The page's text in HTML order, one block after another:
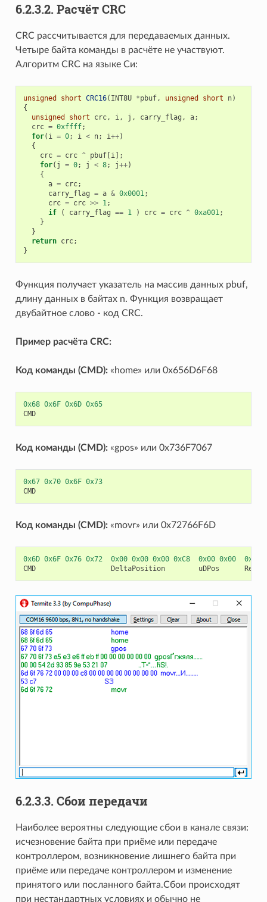
6.2.3.2. Расчёт CRC
CRC рассчитывается для передаваемых данных.
Четыре байта команды в расчёте не участвуют.
Алгоритм CRC на языке Си:
unsigned short CRC16( INT8U *pbuf, unsigned short n)
{
unsigned
short crc, i , j , carry_flag , a;
crc = 0xffff;
for( i = 0; i < n; i++)
{
crc = crc ^ pbuf[i ];
for( j = 0; j < 8; j++)
{
a = crc;
carry_flag = a & 0x0001 ;
crc = crc >> 1 ;
if
( carry_flag == 1 ) crc = crc ^ 0xa001 ;
}
}
return crc;
}
Функция получает указатель на массив данных pbuf,
длину данных в байтах n. Функция возвращает
двубайтное слово - код CRC.
Пример расчёта CRC:
Код команды (CMD):«home» или 0x656D6F68
0x68 0x6F 0x6D 0x65
CMD
Код команды (CMD):«gpos» или 0x736F7067
0x67 0x70 0x6F 0x73
CMD
Код команды (CMD):«movr» или 0x72766F6D
0x6D 0x6F 0x76 0x72 0x00 0x00 0x00 0xC8 0x00 0x00 0x00
CMD
DeltaPosition uDPos
6.2.3.3. Сбои передачи
Наиболее вероятны следующие сбои в канале связи:
исчезновение байта при приёме или передаче
контроллером, возникновение лишнего байта при
приёме или передаче контроллером и изменение
принятого или посланного байта.Сбои происходят
при нестандартных условиях и обычно не